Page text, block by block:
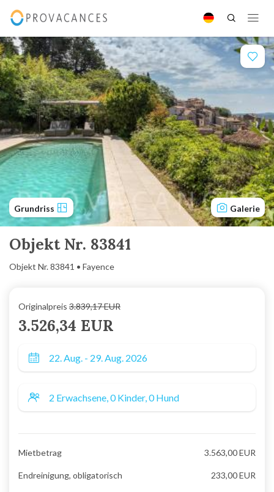
Grundriss Galerie
Objekt Nr. 83841
Objekt Nr. 83841 • Fayence
Originalpreis 3.839,17 EUR
3.526,34 EUR
Mietbetrag 3.563,00 EUR
Endreinigung, obligatorisch 233,00 EUR